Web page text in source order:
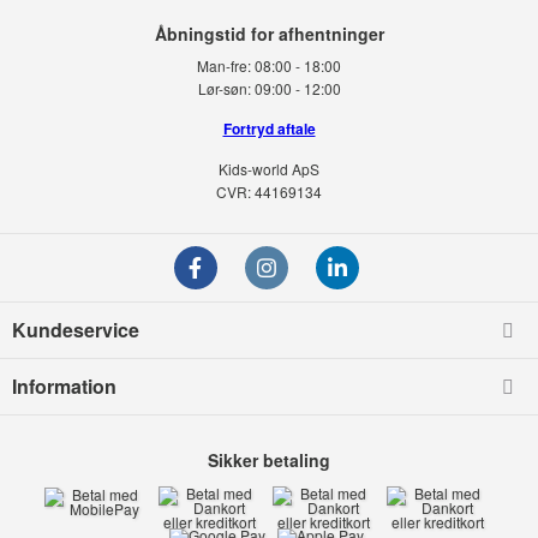
Man-fre:08:00 - 18:00
Lør-søn:09:00 - 12:00
Fortryd aftale
Kids-world ApS
CVR: 44169134
Kundeservice
Information
Sikker betaling